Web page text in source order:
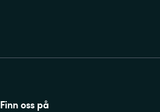
Finn oss på